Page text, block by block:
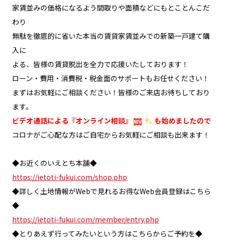
家賃並みの価格になるよう間取りや面積などにもとことんこだ
わり
無駄を徹底的に省いた本当の賃貸家賃並みでの新築一戸建て購
入に
よる、皆様の賃貸脱出を全力で応援いたしております！
ローン・費用・消費税・税金面のサポートもお任せください！
まずはお気軽にご相談ください！皆様のご来店お待ちしており
ます。
ビデオ通話による『オンライン相談』
も始めましたので
コロナがご心配な方はご自宅からお気軽にご相談も出来ます！
◆お近くのいえとち本舗◆
https://ietoti-fukui.com/shop.php
◆詳しく土地情報がWebで見れるお得なWeb会員登録はこちら
◆
https://ietoti-fukui.com/member/entry.php
◆とりあえず行ってみたいという方はこちらからご予約を◆